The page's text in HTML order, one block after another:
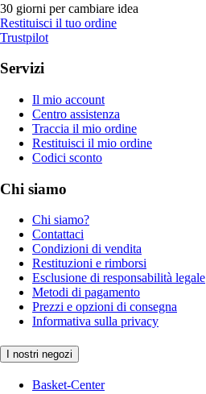
30 giorni per cambiare idea
Restituisci il tuo ordine
Trustpilot
Servizi
Il mio account
Centro assistenza
Traccia il mio ordine
Restituisci il mio ordine
Codici sconto
Chi siamo
Chi siamo?
Contattaci
Condizioni di vendita
Restituzioni e rimborsi
Esclusione di responsabilità legale
Metodi di pagamento
Prezzi e opzioni di consegna
Informativa sulla privacy
I nostri negozi
Basket-Center